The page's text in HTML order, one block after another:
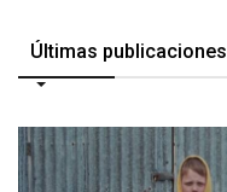
Últimas publicaciones